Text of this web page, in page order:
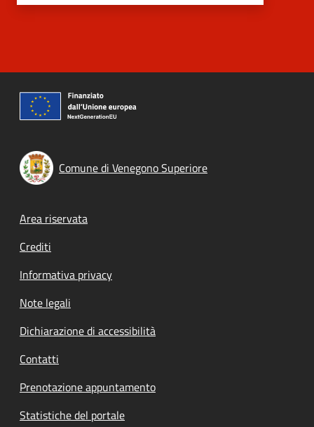
Comune di Venegono Superiore
Footer menu
Area riservata
Crediti
Informativa privacy
Note legali
Dichiarazione di accessibilità
Contatti
Prenotazione appuntamento
Statistiche del portale